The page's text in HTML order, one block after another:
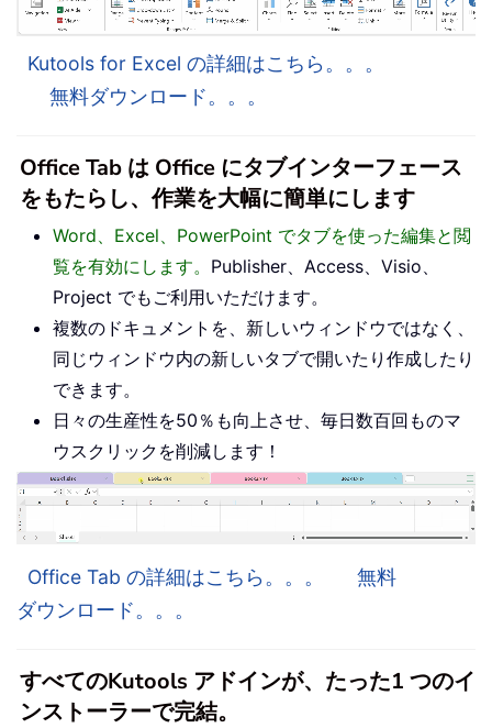
Kutools for Excel の詳細はこちら。。。
無料ダウンロード。。。
Office Tab は Office にタブインターフェース
をもたらし、作業を大幅に簡単にします
Word、Excel、PowerPoint でタブを使った編集と閲
覧を有効にします。 Publisher、Access、Visio、
Project でもご利用いただけます。
複数のドキュメントを、新しいウィンドウではなく、
同じウィンドウ内の新しいタブで開いたり作成したり
できます。
日々の生産性を50％も向上させ、毎日数百回ものマ
ウスクリックを削減します！
Office Tab の詳細はこちら。。。
無料
ダウンロード。。。
すべてのKutools アドインが、たった1 つのイ
ンストーラーで完結。